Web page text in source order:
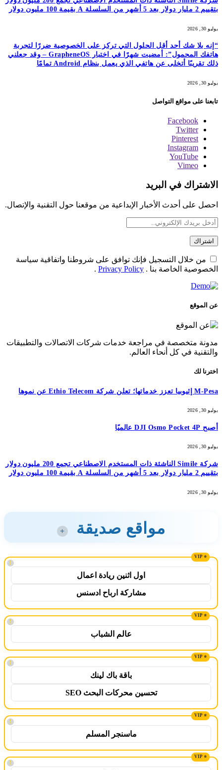
بتقييم 2 مليار دولار بعد 5 أشهر من السلسلة A بقيمة 100 مليون دولار
يوليو 30, 2026
“إنه بلا شك أحد أقل الحلول التي تركز على الخصوصية ضررًا لتجربة
هاتفك المحمول”: أمضيت شهرًا في اختبار GrapheneOS – وقد جعلني
ذلك تقريبًا أتخلى عن هاتفي الذي يعمل بنظام Android تمامًا
يوليو 30, 2026
تابعنا على مواقع التواصل
Facebook
Twitter
Pinterest
Instagram
YouTube
Vimeo
الاشتراك في البريد
احصل على أحدث الأخبار الإبداعية من موقعنا حول التقنية والإتصال.
من خلال التسجيل فإنك توافق على شروطنا واتفاقية سياسة
الخصوصية الخاصة بنا . Privacy Policy
.
عن الموقع
مدونة متخصصة في مراجعة خدمات شركات الاتصالات والتطبيقات
والتقنية في كل أنحاء العالم.
اخترنا لك
M-Pesa إثيوبيا تعزز خدماتها؛ تعلن شركة Ethio Telecom عن نموها
يوليو 30, 2026
أصبح DJI Osmo Pocket 4P عالميًا
يوليو 30, 2026
شركة Simile الناشئة ذات المستخدم الاصطناعي تجمع 200 مليون دولار
بتقييم 2 مليار دولار بعد 5 أشهر من السلسلة A بقيمة 100 مليون دولار
يوليو 30, 2026
مواقع صديقة +
!
اول اثنين ريادة اعمال
مشاركة ارباح ادسنس
!
عالم الشباب
!
باقة باك لينك
تحسين محركات البحث SEO
!
ماسنجر المسلم
!